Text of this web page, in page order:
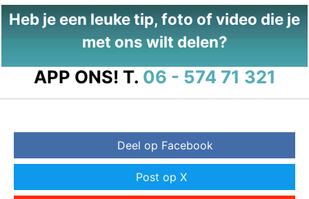
Heb je een leuke tip, foto of video die je
met ons wilt delen?
APP ONS! T. 06 - 574 71 321
Deel op Facebook
Post op X